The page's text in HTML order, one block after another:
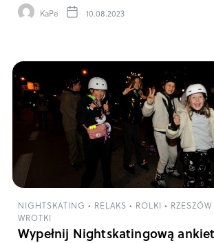
KaPe 10.08.2023
NIGHTSKATING • RELAKS • ROLKI • RZESZÓW
WROTKI
Wypełnij Nightskatingową